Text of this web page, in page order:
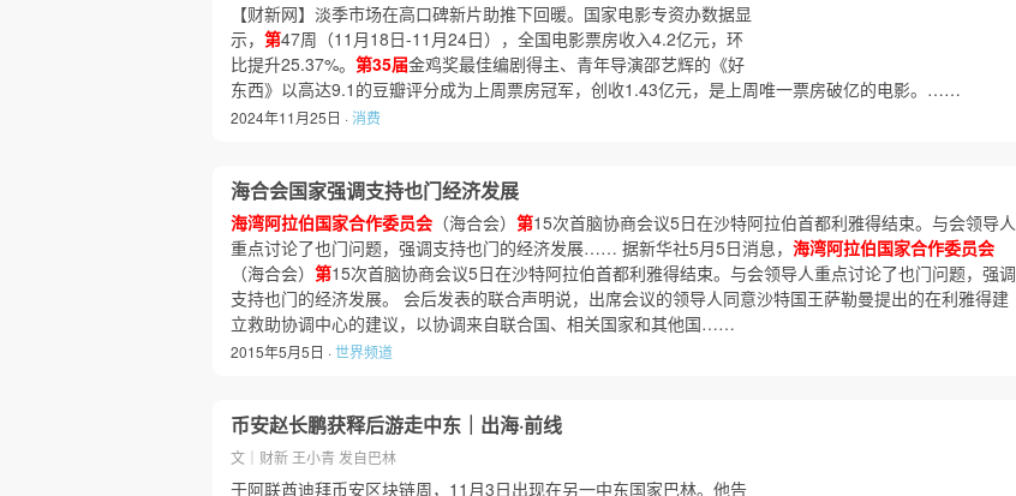
【财新网】淡季市场在高口碑新片助推下回暖。国家电影专资办数据显
示， 第47周（11月18日-11月24日），全国电影票房收入4.2亿元，环
比提升25.37%。 第35届金鸡奖最佳编剧得主、青年导演邵艺辉的《好
东西》以高达9.1的豆瓣评分成为上周票房冠军，创收1.43亿元，是上周唯一票房破亿的电影。……
2024年11月25日 ·消费
海合会国家强调支持也门经济发展
海湾阿拉伯国家合作委员会 （海合会） 第15次首脑协商会议5日在沙特阿拉伯首都利雅得结束。与会领导人
重点讨论了也门问题，强调支持也门的经济发展…… 据新华社5月5日消息， 海湾阿拉伯国家合作委员会
（海合会） 第15次首脑协商会议5日在沙特阿拉伯首都利雅得结束。与会领导人重点讨论了也门问题，强调
支持也门的经济发展。 会后发表的联合声明说，出席会议的领导人同意沙特国王萨勒曼提出的在利雅得建
立救助协调中心的建议，以协调来自联合国、相关国家和其他国……
2015年5月5日 ·世界频道
币安赵长鹏获释后游走中东｜出海·前线
文｜财新 王小青 发自巴林
于阿联酋迪拜币安区块链周，11月3日出现在另一中东国家巴林。他告